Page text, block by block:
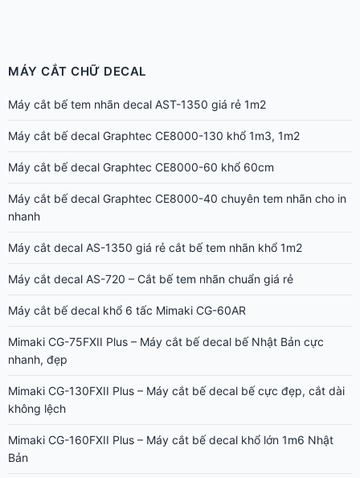
MÁY CẮT CHỮ DECAL
Máy cắt bế tem nhãn decal AST-1350 giá rẻ 1m2
Máy cắt bế decal Graphtec CE8000-130 khổ 1m3, 1m2
Máy cắt bế decal Graphtec CE8000-60 khổ 60cm
Máy cắt bế decal Graphtec CE8000-40 chuyên tem nhãn cho in
nhanh
Máy cắt decal AS-1350 giá rẻ cắt bế tem nhãn khổ 1m2
Máy cắt decal AS-720 – Cắt bế tem nhãn chuẩn giá rẻ
Máy cắt bế decal khổ 6 tấc Mimaki CG-60AR
Mimaki CG-75FXII Plus – Máy cắt bế decal bế Nhật Bản cực
nhanh, đẹp
Mimaki CG-130FXII Plus – Máy cắt bế decal bế cực đẹp, cắt dài
không lệch
Mimaki CG-160FXII Plus – Máy cắt bế decal khổ lớn 1m6 Nhật
Bản